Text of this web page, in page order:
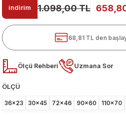
indirim
1.098,00 TL
68,81 TL den
Ölçü Rehberi Uzmana Sor
ÖLÇÜ
36x23 30x45 72x46 90x60 110x70